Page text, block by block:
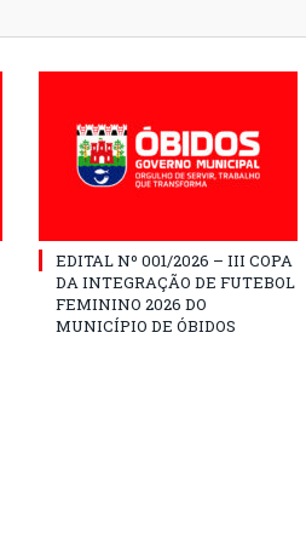
EDITAL Nº 001/2026 – III COPA
DA INTEGRAÇÃO DE FUTEBOL
FEMININO 2026 DO
MUNICÍPIO DE ÓBIDOS